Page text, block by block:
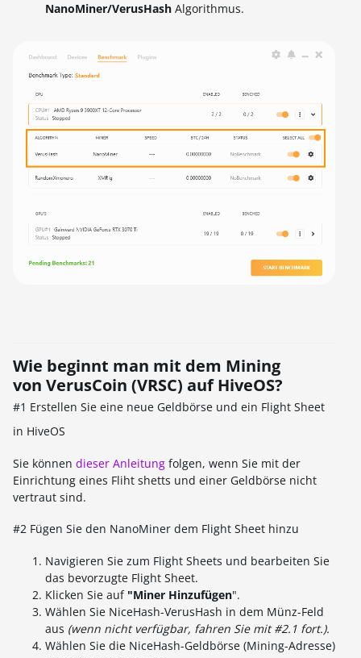
NanoMiner/VerusHash Algorithmus.
Wie beginnt man mit dem Mining
von VerusCoin (VRSC) auf HiveOS?
#1 Erstellen Sie eine neue Geldbörse und ein Flight Sheet
in HiveOS
Sie können dieser Anleitung folgen, wenn Sie mit der
Einrichtung eines Fliht shetts und einer Geldbörse nicht
vertraut sind.
#2 Fügen Sie den NanoMiner dem Flight Sheet hinzu
Navigieren Sie zum Flight Sheets und bearbeiten Sie
das bevorzugte Flight Sheet.
Klicken Sie auf "Miner Hinzufügen".
Wählen Sie NiceHash-VerusHash in dem Münz-Feld
aus (wenn nicht verfügbar, fahren Sie mit #2.1 fort.).
Wählen Sie die NiceHash-Geldbörse (Mining-Adresse)